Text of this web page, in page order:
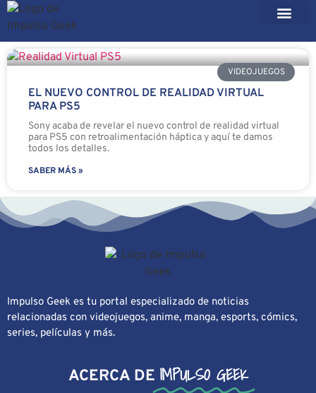
VIDEOJUEGOS
EL NUEVO CONTROL DE REALIDAD VIRTUAL
PARA PS5
Sony acaba de revelar el nuevo control de realidad virtual
para PS5 con retroalimentación háptica y aquí te damos
todos los detalles.
SABER MÁS »
Impulso Geek es tu portal especializado de noticias
relacionadas con videojuegos, anime, manga, esports, cómics,
series, películas y más.
ACERCA DE IMPULSO GEEK